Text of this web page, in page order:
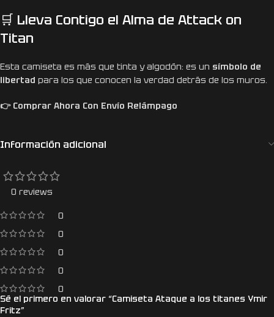
🛒 Lleva Contigo el Alma de Attack on
Titan
Esta camiseta es más que tinta y algodón: es un símbolo de
libertad para los que conocen la verdad detrás de los muros.
👉 Comprar Ahora Con Envío Relámpago
Información adicional
0 reviews
0
0
0
0
0
Sé el primero en valorar “Camiseta Ataque a los titanes Ymir
Fritz”